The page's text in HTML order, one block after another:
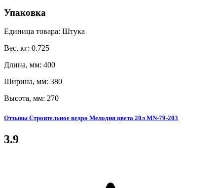
Упаковка
Единица товара: Штука
Вес, кг: 0.725
Длина, мм: 400
Ширина, мм: 380
Высота, мм: 270
Отзывы Строительное ведро Мелодия цвета 20л MN-79-203
3.9